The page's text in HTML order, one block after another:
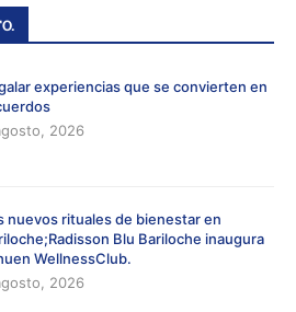
experiencias que se convierten en
2026
nuevos rituales de bienestar en
Blu Bariloche inaugura
WellnessClub.
2026